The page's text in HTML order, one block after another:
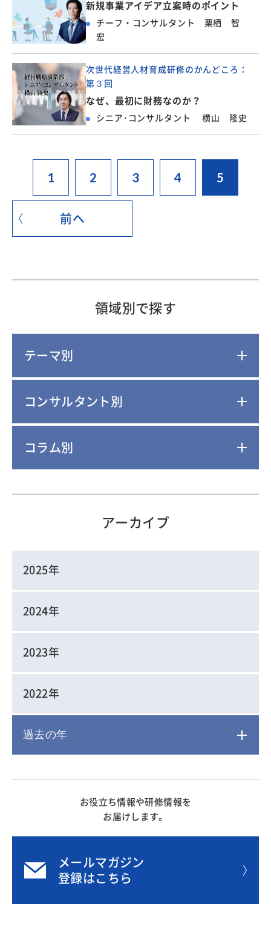
新規事業アイデア立案時のポイント
チーフ・コンサルタント 栗栖 智
宏
次世代経営人材育成研修のかんどころ：
第３回
なぜ、最初に財務なのか？
シニア･コンサルタント 横山 隆史
前へ
1 2 3 4 5
領域別で探す
テーマ別
コンサルタント別
コラム別
アーカイブ
2025年
2024年
2023年
2022年
過去の年
お役立ち情報や研修情報を
お届けします。
メールマガジン
登録はこちら